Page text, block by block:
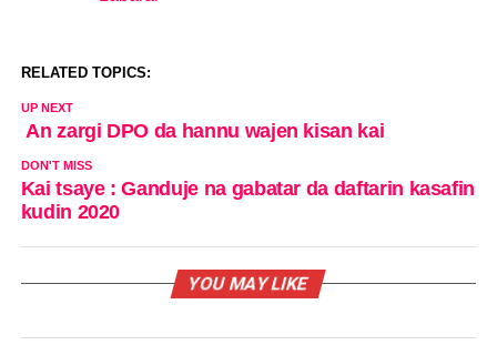
RELATED TOPICS:
UP NEXT
An zargi DPO da hannu wajen kisan kai
DON'T MISS
Kai tsaye : Ganduje na gabatar da daftarin kasafin
kudin 2020
YOU MAY LIKE